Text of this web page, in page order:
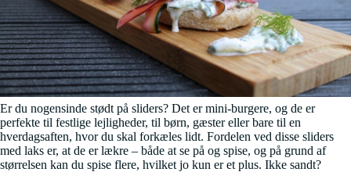
Er du nogensinde stødt på sliders? Det er mini-burgere, og de er
perfekte til festlige lejligheder, til børn, gæster eller bare til en
hverdagsaften, hvor du skal forkæles lidt. Fordelen ved disse sliders
med laks er, at de er lækre – både at se på og spise, og på grund af
størrelsen kan du spise flere, hvilket jo kun er et plus. Ikke sandt?